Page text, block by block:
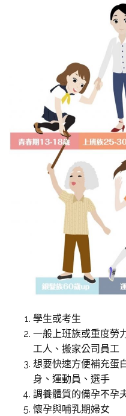
學生或考生
一般上班族或重度勞
工人、搬家公司員工
想要快速方便補充蛋
身、運動員、選手
調養體質的備孕不孕
懷孕與哺乳期婦女